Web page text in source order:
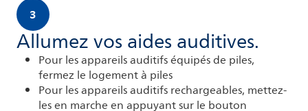
3
Allumez vos aides auditives.
Pour les appareils auditifs équipés de piles,
fermez le logement à piles
Pour les appareils auditifs rechargeables, mettez-
les en marche en appuyant sur le bouton